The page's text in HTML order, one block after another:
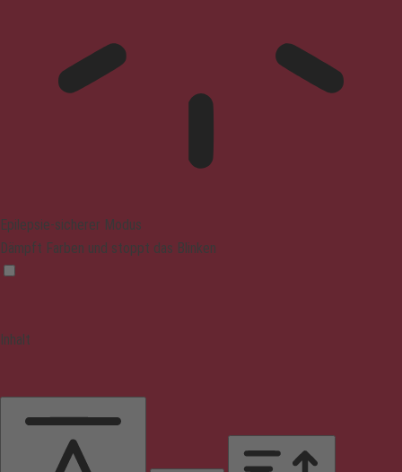
Epilepsie-sicherer Modus
Dämpft Farben und stoppt das Blinken
Inhalt